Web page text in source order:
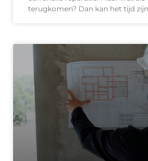
terugkomen? Dan kan het tijd